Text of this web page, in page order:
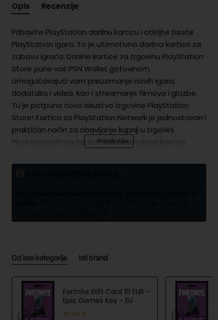
Opis Recenzije
Pribavite PlayStation darilnu karticu i otkrijte tisuće
PlayStation igara. To je ultimativna darilna kartica za
zabavu igrača. Darilne kartice za trgovinu PlayStation
Store pune vaš PSN Wallet gotovinom,
omogućavajući vam preuzimanje novih igara,
dodataka i videa, kao i streamanje filmova i glazbe.
Tu je potpuno novo iskustvo trgovine PlayStation
Store! Kartica za PlayStation Network je jednostavan i
praktičan način za obavljanje kupnji u trgovini
PlayStation Store bez upotrebe kreditne kartice.
Od iste kategorije Isti brand
Fortnite Gift Card 10 EUR -
Epic Games Key - EU
10.00 €